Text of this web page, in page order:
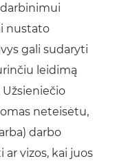
nustato
gali sudaryti
leidimą
neteisėtu,
darbo
vizos, kai juos